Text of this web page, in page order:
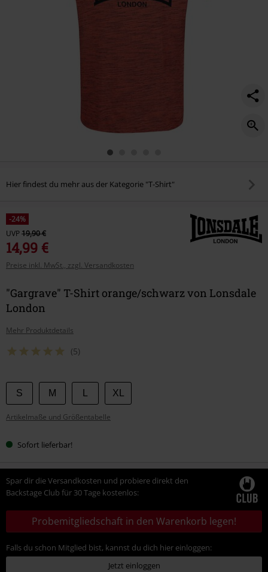
Hier findest du mehr aus der Kategorie "T-Shirt"
-24%
UVP19,90 €
14,99 €
Preise inkl. MwSt., zzgl. Versandkosten
"Gargrave" T-Shirt orange/schwarz von Lonsdale
London
Mehr Produktdetails
(5)
Wähle
deine
Größe
S M XL
Artikelmaße und Größentabelle
Sofort lieferbar!
Spar dir die Versandkosten und probiere direkt den
Backstage Club für 30 Tage kostenlos:
Probemitgliedschaft in den Warenkorb legen!
Falls du schon Mitglied bist, kannst du dich hier einloggen:
Jetzt einloggen